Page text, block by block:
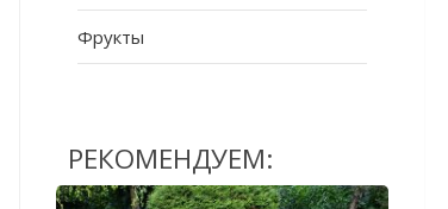
Фрукты
РЕКОМЕНДУЕМ: